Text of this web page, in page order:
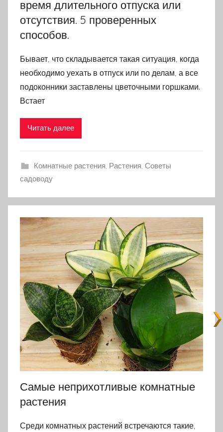
время длительного отпуска или
отсутствия. 5 проверенных
способов.
Бывает, что складывается такая ситуация, когда
необходимо уехать в отпуск или по делам, а все
подоконники заставлены цветочными горшками.
Встает
Читать далее
Комнатные растения, Растения, Советы
садоводу
Самые неприхотливые комнатные
растения
Среди комнатных растений встречаются такие,